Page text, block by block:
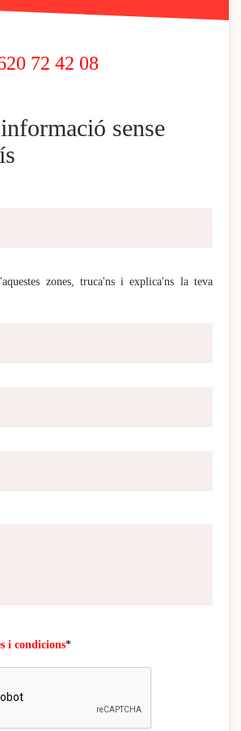
72 42 08
sense
zones, truca'ns i explica'ns la teva
i condicions*